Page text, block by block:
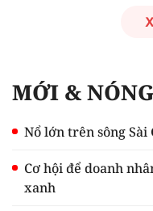
MỚI & NÓNG
Nổ lớn trên sông
Cơ hội để doanh
xanh